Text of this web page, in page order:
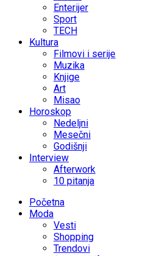
Enterijer
Sport
TECH
Kultura
Filmovi i serije
Muzika
Knjige
Art
Misao
Horoskop
Nedeljni
Mesečni
Godišnji
Interview
Afterwork
10 pitanja
Početna
Moda
Vesti
Shopping
Trendovi